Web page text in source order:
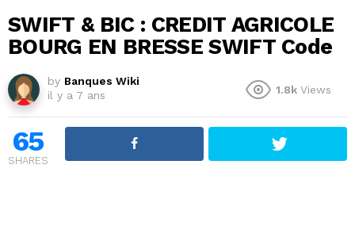
SWIFT & BIC : CREDIT AGRICOLE
BOURG EN BRESSE SWIFT Code
by Banques Wiki
il y a 7 ans
1.8k Views
65
SHARES